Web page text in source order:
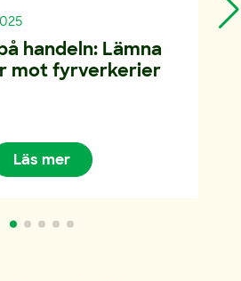
handeln: Lämna
mot fyrverkerier
Läs mer